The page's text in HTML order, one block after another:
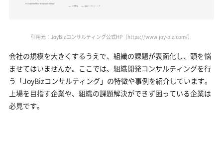
引用元：JoyBizコンサルティング公式HP（https://www.joy-biz.com/）
会社の規模を大きくするうえで、組織の課題が表面化し、頭を悩
ませてはいませんか。ここでは、組織開発コンサルティングを行
う「JoyBizコンサルティング」の特徴や事例を紹介しています。
上場を目指す企業や、組織の課題解決ができず困っている企業は
必見です。